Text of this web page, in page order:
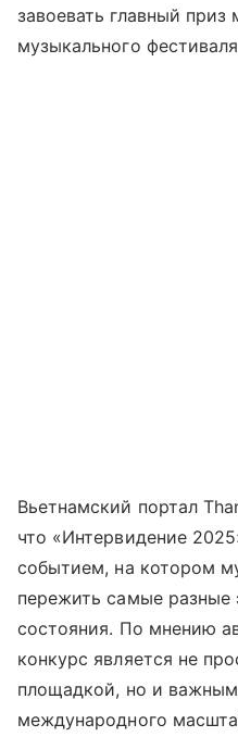
завоевать главный
музыкального
Вьетнамский портал
что «Интервидение
событием, на котором
пережить самые разные
состояния. По мнению
конкурс является не
площадкой, но и
международного